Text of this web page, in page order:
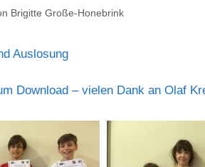
Brigitte Große-Honebrink
Auslosung
Download – vielen Dank an Olaf